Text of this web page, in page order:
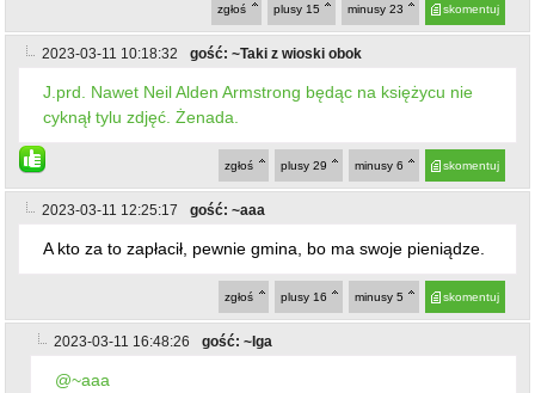
skomentuj
minusy 23
plusy 15
zgłoś
2023-03-11 10:18:32 gość: ~Taki z wioski obok
J.prd. Nawet Neil Alden Armstrong będąc na księżycu nie
cyknął tylu zdjęć. Żenada.
skomentuj
minusy 6
plusy 29
zgłoś
2023-03-11 12:25:17 gość: ~aaa
A kto za to zapłacił, pewnie gmina, bo ma swoje pieniądze.
skomentuj
minusy 5
plusy 16
zgłoś
2023-03-11 16:48:26 gość: ~Iga
@~aaa